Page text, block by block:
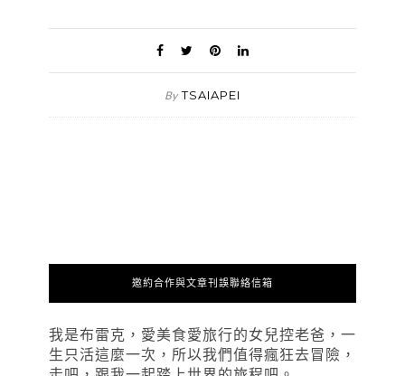
By TSAIAPEI
邀約合作與文章刊誤聯絡信箱
我是布雷克，愛美食愛旅行的女兒控老爸，一
生只活這麼一次，所以我們值得瘋狂去冒險，